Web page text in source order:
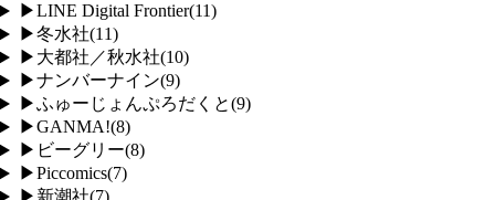
▶LINE Digital Frontier(11)
▶冬水社(11)
▶ 大都社／秋水社(10)
▶ナンバーナイン(9)
▶ふゅーじょんぷろだくと(9)
▶GANMA!(8)
▶ ビーグリー(8)
▶Piccomics(7)